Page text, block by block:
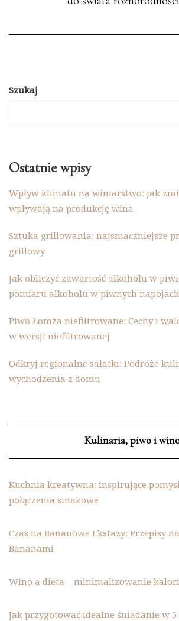
Szukaj
Ostatnie wpisy
Wpływ klimatu na winiarstwo: jak
wpływają na produkcję wina
Sztuka grillowania: najsmaczniejsze
grillowy
Jak obliczyć zawartość alkoholu w
pomiaru alkoholu w piwnych napojach
Piwo Łomża niefiltrowane: Cechy i
w wersji niefiltrowanej
Odkryj regionalne sałatki: Podróże
wychodzenia z domu
Kulinaria, piwo i
Kuchnia kreatywna: inspirujące
połączenia smakowe
Czas na Bananowe Ekstazy: Przepisy
Bananami
Wino a dieta – minimalizowanie
Jak przygotować idealne śniadanie w